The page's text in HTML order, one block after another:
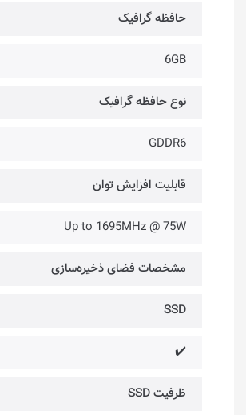
حافظه گرافیک
6GB
نوع حافظه گرافیک
GDDR6
قابلیت افزایش توان
Up to 1695MHz @ 75W
مشخصات فضای ذخیره‌سازی
SSD
✔️
ظرفیت SSD